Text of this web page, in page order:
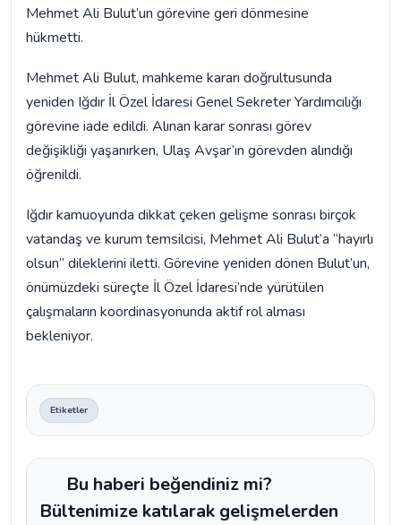
Mehmet Ali Bulut’un görevine geri dönmesine
hükmetti.
Mehmet Ali Bulut, mahkeme kararı doğrultusunda
yeniden Iğdır İl Özel İdaresi Genel Sekreter Yardımcılığı
görevine iade edildi. Alınan karar sonrası görev
değişikliği yaşanırken, Ulaş Avşar’ın görevden alındığı
öğrenildi.
Iğdır kamuoyunda dikkat çeken gelişme sonrası birçok
vatandaş ve kurum temsilcisi, Mehmet Ali Bulut’a “hayırlı
olsun” dileklerini iletti. Görevine yeniden dönen Bulut’un,
önümüzdeki süreçte İl Özel İdaresi’nde yürütülen
çalışmaların koordinasyonunda aktif rol alması
bekleniyor.
Etiketler
Bu haberi beğendiniz mi?
Bültenimize katılarak gelişmelerden